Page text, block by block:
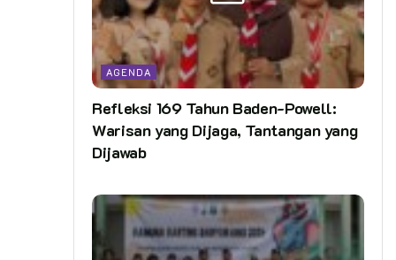
AGENDA
Refleksi 169 Tahun Baden-Powell:
Warisan yang Dijaga, Tantangan yang
Dijawab